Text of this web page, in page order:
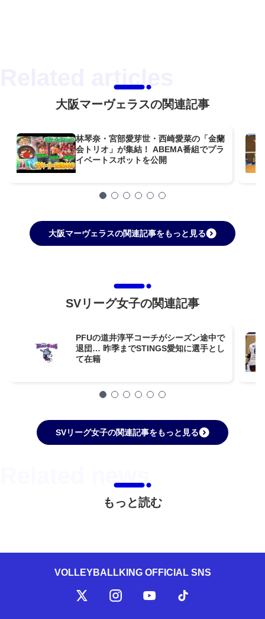
大阪マーヴェラスの関連記事
林琴奈・宮部愛芽世・西崎愛菜の「金蘭
会トリオ」が集結！ ABEMA番組でプラ
イベートスポットを公開
大阪マーヴェラスの関連記事をもっと見る
SVリーグ女子の関連記事
PFUの道井淳平コーチがシーズン途中で
退団… 昨季までSTINGS愛知に選手とし
て在籍
SVリーグ女子の関連記事をもっと見る
もっと読む
VOLLEYBALLKING OFFICIAL SNS